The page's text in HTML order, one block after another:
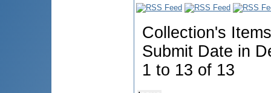
Collection's
Submit Date in
1 to 13 of 13